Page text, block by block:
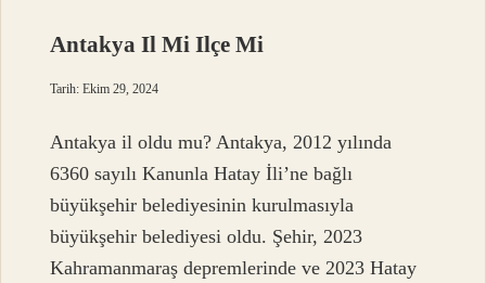
Antakya Il Mi Ilçe Mi
Tarih: Ekim 29, 2024
Antakya il oldu mu? Antakya, 2012 yılında
6360 sayılı Kanunla Hatay İli’ne bağlı
büyükşehir belediyesinin kurulmasıyla
büyükşehir belediyesi oldu. Şehir, 2023
Kahramanmaraş depremlerinde ve 2023 Hatay